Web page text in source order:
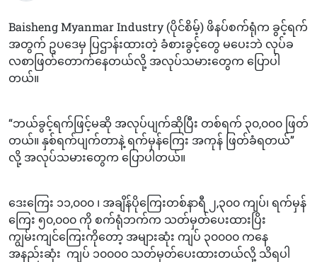
Baisheng Myanmar Industry (ပိုင်စိမ့်) ဖိနပ်စက်ရုံက ခွင့်ရက်
အတွက် ဥပဒေမှ ပြဌာန်းထားတဲ့ ခံစားခွင့်တွေ မပေးဘဲ လုပ်ခ
လစာဖြတ်တောက်နေတယ်လို့ အလုပ်သမားတွေက ပြောပါ
တယ်။
“ဘယ်ခွင့်ရက်ဖြင့်မဆို အလုပ်ပျက်ဆိုပြီး တစ်ရက် ၃၀,၀၀၀ ဖြတ်
တယ်။ နှစ်ရက်ပျက်တာနဲ့ ရက်မှန်ကြေး အကုန် ဖြတ်ခံရတယ်”
လို့ အလုပ်သမားတွေက ပြောပါတယ်။
ဒေးကြေး ၁၁,၀၀၀ ၊ အချိန်ပိုကြေးတစ်နာရီ ၂,၃၀၀ ကျပ်၊ ရက်မှန်
ကြေး ၅၀,၀၀၀ ကို စက်ရုံဘက်က သတ်မှတ်ပေးထားပြိး
ကျွမ်းကျင်ကြေးကိုတော့ အများဆုံး ကျပ် ၃၀၀၀၀ ကနေ
အနည်းဆုံး ကျပ် ၁၀၀၀၀ သတ်မှတ်ပေးထားတယ်လို့ သိရပါ